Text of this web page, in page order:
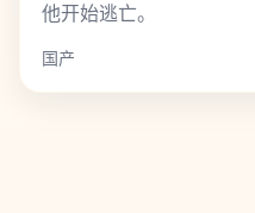
他开始逃亡。
国产